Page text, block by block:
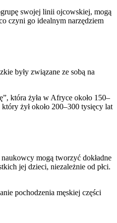
swojej linii ojcowskiej, mogą
czyni go idealnym narzędziem
były związane ze sobą na
która żyła w Afryce około 150–
żył około 200–300 tysięcy lat
mogą tworzyć dokładne
jej dzieci, niezależnie od płci.
pochodzenia męskiej części